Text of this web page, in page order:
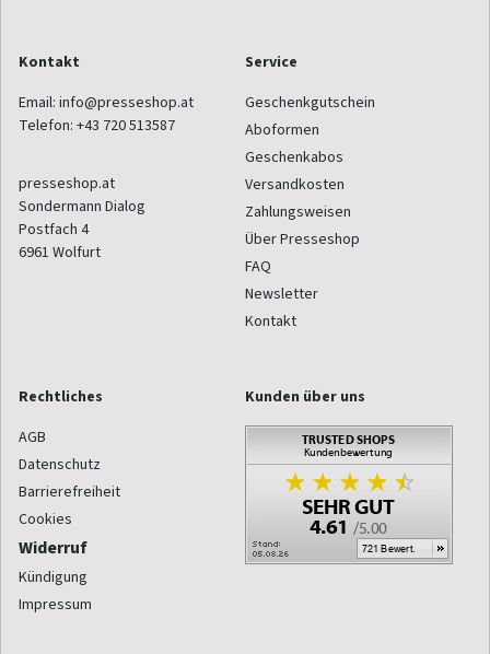
Kontakt
Email: info@presseshop.at
Telefon: +43 720 513587
presseshop.at
Sondermann Dialog
Postfach 4
6961 Wolfurt
Service
Geschenkgutschein
Aboformen
Geschenkabos
Versandkosten
Zahlungsweisen
Über Presseshop
FAQ
Newsletter
Kontakt
Rechtliches
AGB
Datenschutz
Barrierefreiheit
Cookies
Widerruf
Kündigung
Impressum
Kunden über uns